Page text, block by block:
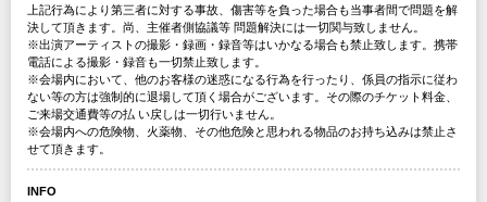
上記行為により第三者に対する事故、傷害等を負った場合も当事者間で問題を解
決して頂きます。尚、主催者側協議等 問題解決には一切関与致しません。
※出演アーティストの撮影・録画・録音等はいかなる場合も禁止致します。携帯
電話による撮影・録音も一切禁止致します。
※会場内において、他のお客様の迷惑になる行為を行ったり、係員の指示に従わ
ない等の方は強制的に退場して頂く場合がございます。その際のチケット料金、
ご来場交通費等の払 い戻しは一切行いません。
※会場内への危険物、火薬物、その他危険と思われる物品のお持ち込みは禁止さ
せて頂きます。
INFO